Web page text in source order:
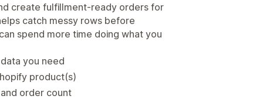
create fulfillment-ready orders for
catch messy rows before
spend more time doing what you
you need
product(s)
order count